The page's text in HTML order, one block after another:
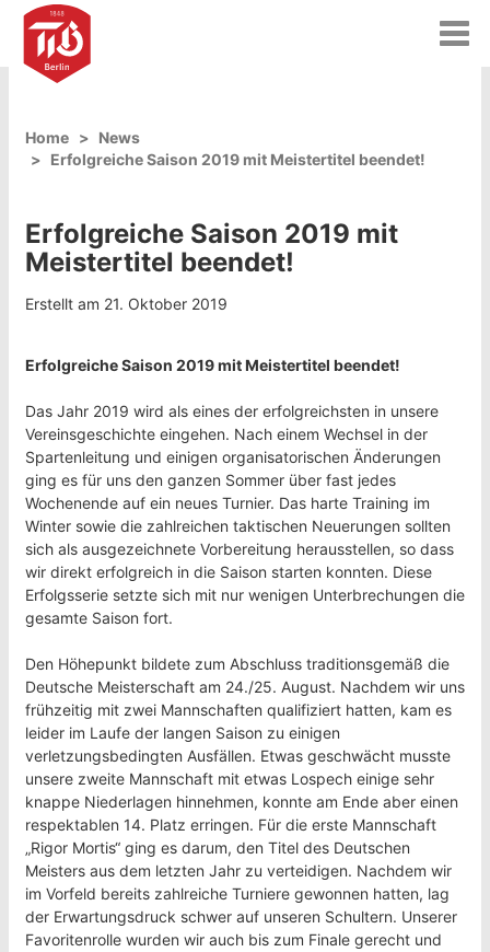
T
o
Home
News
Erfolgreiche Saison 2019 mit Meistertitel beendet!
Erfolgreiche Saison 2019 mit
Meistertitel beendet!
Erstellt am 21. Oktober 2019
Erfolgreiche Saison 2019 mit Meistertitel beendet!
Das Jahr 2019 wird als eines der erfolgreichsten in unsere
Vereinsgeschichte eingehen. Nach einem Wechsel in der
Spartenleitung und einigen organisatorischen Änderungen
ging es für uns den ganzen Sommer über fast jedes
Wochenende auf ein neues Turnier. Das harte Training im
Winter sowie die zahlreichen taktischen Neuerungen sollten
sich als ausgezeichnete Vorbereitung herausstellen, so dass
wir direkt erfolgreich in die Saison starten konnten. Diese
Erfolgsserie setzte sich mit nur wenigen Unterbrechungen die
gesamte Saison fort.
Den Höhepunkt bildete zum Abschluss traditionsgemäß die
Deutsche Meisterschaft am 24./25. August. Nachdem wir uns
frühzeitig mit zwei Mannschaften qualifiziert hatten, kam es
leider im Laufe der langen Saison zu einigen
verletzungsbedingten Ausfällen. Etwas geschwächt musste
unsere zweite Mannschaft mit etwas Lospech einige sehr
knappe Niederlagen hinnehmen, konnte am Ende aber einen
respektablen 14. Platz erringen. Für die erste Mannschaft
„Rigor Mortis“ ging es darum, den Titel des Deutschen
Meisters aus dem letzten Jahr zu verteidigen. Nachdem wir
im Vorfeld bereits zahlreiche Turniere gewonnen hatten, lag
der Erwartungsdruck schwer auf unseren Schultern. Unserer
Favoritenrolle wurden wir auch bis zum Finale gerecht und